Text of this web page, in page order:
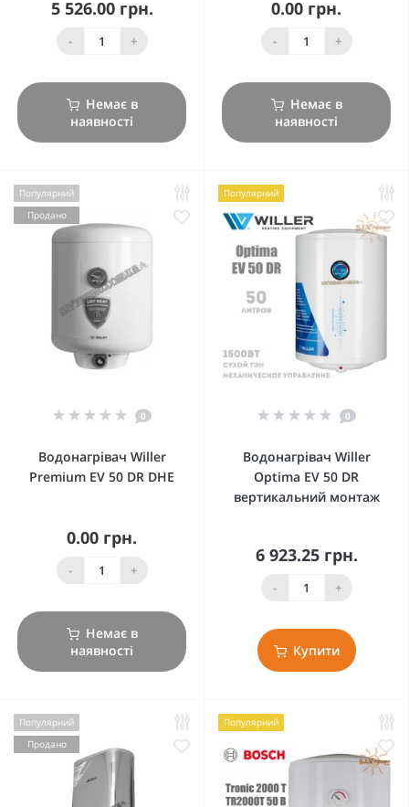
5 526.00 грн.
- +
Немає в
наявності
0.00 грн.
- +
Немає в
наявності
Популярний
Продано
0
Водонагрівач Willer
Premium EV 50 DR DHE
0.00 грн.
- +
Немає в
наявності
Популярний
0
Водонагрівач Willer
Optima EV 50 DR
вертикальний монтаж
6 923.25 грн.
- +
Купити
Популярний
Продано
Популярний